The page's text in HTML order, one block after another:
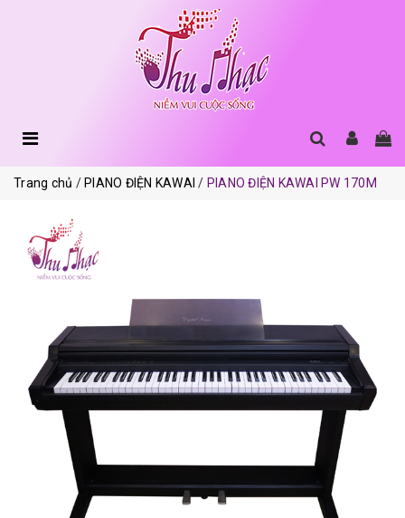
Trang chủ PIANO ĐIỆN KAWAI PIANO ĐIỆN KAWAI PW 170M